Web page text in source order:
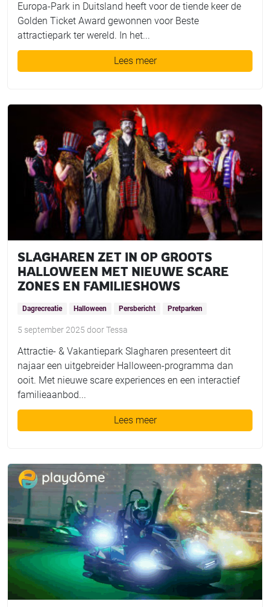
Europa-Park in Duitsland heeft voor de tiende keer de
Golden Ticket Award gewonnen voor Beste
attractiepark ter wereld. In het...
Lees meer
SLAGHAREN ZET IN OP GROOTS
HALLOWEEN MET NIEUWE SCARE
ZONES EN FAMILIESHOWS
Dagrecreatie Halloween Persbericht Pretparken
5 september 2025 doorTessa
Attractie- & Vakantiepark Slagharen presenteert dit
najaar een uitgebreider Halloween-programma dan
ooit. Met nieuwe scare experiences en een interactief
familieaanbod...
Lees meer